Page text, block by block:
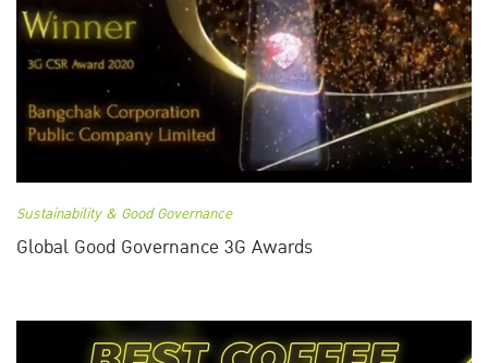
Sustainability & Good Governance
Global Good Governance 3G Awards